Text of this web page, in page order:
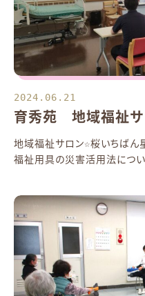
2024.06.21
育秀苑 地域福祉サ
地域福祉サロン☆桜いちばん
福祉用具の災害活用法につい